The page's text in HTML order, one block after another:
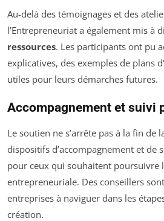
Au-delà des témoignages et des
l’Entrepreneuriat a également mis à
ressources. Les participants ont pu
explicatives, des exemples de plans
utiles pour leurs démarches futures.
Accompagnement et suivi
Le soutien ne s’arrête pas à la fin de
dispositifs d’accompagnement et de
pour ceux qui souhaitent poursuivre
entrepreneuriale. Des conseillers
entreprises à naviguer dans les
création.